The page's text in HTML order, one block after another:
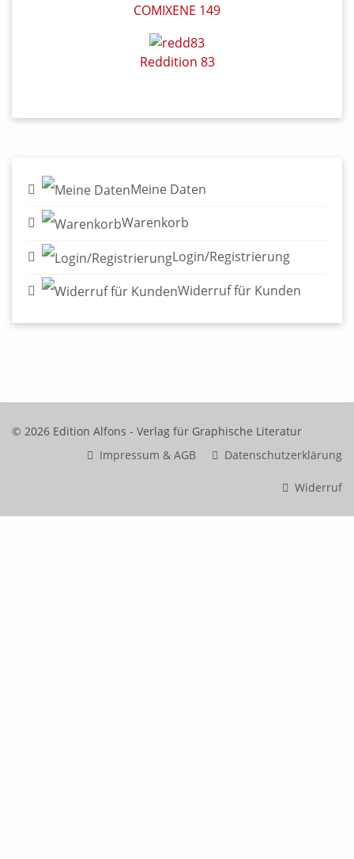
COMIXENE 149
Reddition 83
Meine Daten
Warenkorb
Login/Registrierung
Widerruf für Kunden
© 2026 Edition Alfons - Verlag für Graphische Literatur
Impressum & AGB
Datenschutzerklärung
Widerruf